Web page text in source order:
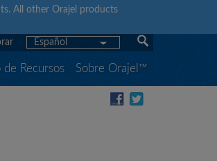
All other Orajel products
Español
de Recursos Sobre Orajel™